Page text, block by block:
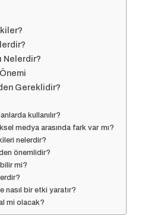
Nelerdir?
Gereklidir?
kullanılır?
medya arasında fark var mı?
nelerdir?
önemlidir?
mi?
nasıl bir etki yaratır?
mi olacak?